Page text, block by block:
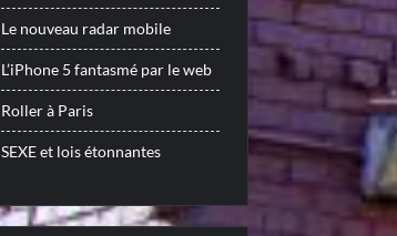
Le nouveau radar mobile
L’iPhone 5 fantasmé par le web
Roller à Paris
SEXE et lois étonnantes